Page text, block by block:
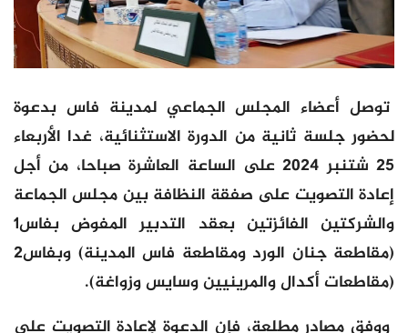
توصل أعضاء المجلس الجماعي لمدينة فاس بدعوة
لحضور جلسة ثانية من الدورة الاستثنائية، غدا الأربعاء
25 شتنبر 2024 على الساعة العاشرة صباحا، من أجل
إعادة التصويت على صفقة النظافة بين مجلس الجماعة
والشركتين الفائزتين بعقد التدبير المفوض بفاس1
(مقاطعة جنان الورد ومقاطعة فاس المدينة) وبفاس2
(مقاطعات أكدال والمرينيين وسايس وزواغة).
ووفق مصادر مطلعة، فإن الدعوة لإعادة التصويت على